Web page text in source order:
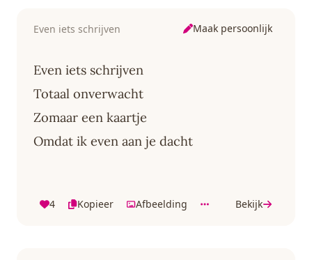
Even iets schrijven Maak persoonlijk
Even iets schrijven
Totaal onverwacht
Zomaar een kaartje
Omdat ik even aan je dacht
4 Kopieer Afbeelding Bekijk